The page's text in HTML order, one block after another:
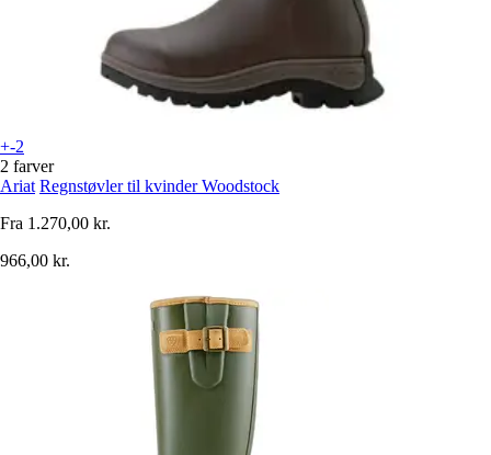
+-2
2 farver
Ariat Regnstøvler til kvinder Woodstock
Fra 1.270,00 kr.
966,00 kr.